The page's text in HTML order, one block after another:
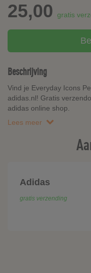
25,00 gratis
Beschrijving
Vind je Everyday Icons
adidas.nl! Gratis
adidas online shop.
Lees meer
Adidas
gratis verzending